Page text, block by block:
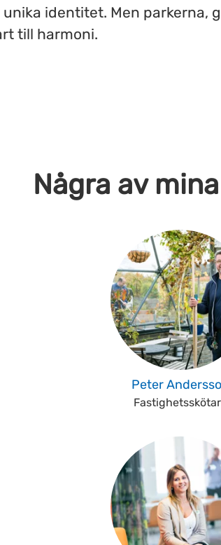
unika identitet. Men parkerna,
till harmoni.
Några av
Peter